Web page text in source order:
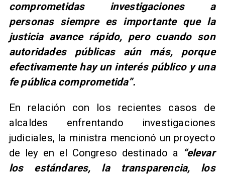
comprometidas investigaciones a
personas siempre es importante que la
justicia avance rápido, pero cuando son
autoridades públicas aún más, porque
efectivamente hay un interés público y una
fe pública comprometida”.
​En relación con los recientes casos de
alcaldes enfrentando investigaciones
judiciales, la ministra mencionó un proyecto
de ley en el Congreso destinado a “elevar
los estándares, la transparencia, los